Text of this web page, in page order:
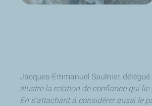
Jacques-Emmanuel Saulnier,
illustre la relation de confiance qui
En s’attachant à considérer aussi le